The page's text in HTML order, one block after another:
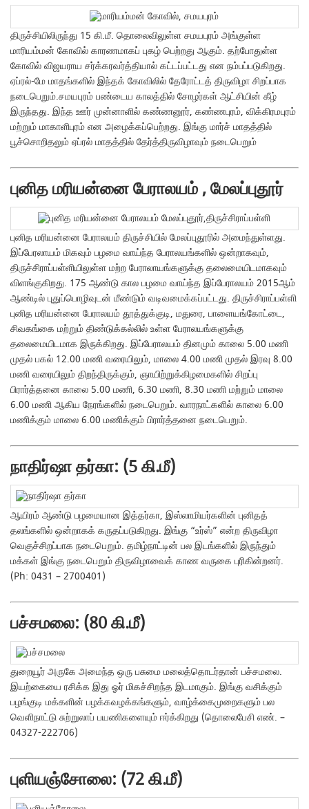
திருச்சியிலிருந்து 15 கி.மீ. தொலைவிலுள்ள சமயபுரம் அங்குள்ள
மாரியம்மன் கோவில் காரணமாகப் புகழ் பெற்றது ஆகும். தற்போதுள்ள
கோவில் விஜயராய சர்க்கரவர்த்தியால் கட்டப்பட்டது என நம்பப்படுகிறது.
ஏப்ரல்-மே மாதங்களில் இந்தக் கோவிலில் தேரோட்டத் திருவிழா சிறப்பாக
நடைபெறும்.சமயபுரம் பண்டைய காலத்தில் சோழர்கள் ஆட்சியின் கீழ்
இருந்தது. இந்த ஊர் முன்னாளில் கண்ணனூர், கண்ணபுரம், விக்கிரமபுரம்
மற்றும் மாகாளிபுரம் என அழைக்கப்பெற்றது. இங்கு மார்ச் மாதத்தில்
பூச்சொறிதலும் ஏப்ரல் மாதத்தில் தேர்த்திருவிழாவும் நடைபெறும்
புனித மரியன்னை பேராலயம் , மேலப்புதூர்
புனித மரியன்னை பேராலயம் திருச்சியில் மேலப்புதூரில் அமைந்துள்ளது.
இப்பேரலாயம் மிகவும் பழமை வாய்ந்த பேராலயங்களில் ஒன்றாகவும்,
திருச்சிராப்பள்ளியிலுள்ள மற்ற பேராலாயங்களுக்கு தலைமையிடமாகவும்
விளங்குகிறது. 175 ஆண்டு கால பழமை வாய்ந்த இப்பேராலயம் 2015ஆம்
ஆண்டில் புதுப்பொழிவுடன் மீண்டும் வடிவமைக்கப்பட்டது. திருச்சிராப்பள்ளி
புனித மரியன்னை பேராலயம் தூத்துக்குடி, மதுரை, பாளையங்கோட்டை,
சிவகங்கை மற்றும் திண்டுக்கல்லில் உள்ள பேராலயங்களுக்கு
தலைமையிடமாக இருக்கிறது. இப்பேராலயம் தினமும் காலை 5.00 மணி
முதல் பகல் 12.00 மணி வரையிலும், மாலை 4.00 மணி முதல் இரவு 8.00
மணி வரையிலும் திறந்திருக்கும், ஞாயிற்றுக்கிழமைகளில் சிறப்பு
பிரார்த்தனை காலை 5.00 மணி, 6.30 மணி, 8.30 மணி மற்றும் மாலை
6.00 மணி ஆகிய நேரங்களில் நடைபெறும். வாரநாட்களில் காலை 6.00
மணிக்கும் மாலை 6.00 மணிக்கும் பிரார்த்தனை நடைபெறும்.
நாதிர்ஷா தர்கா: (5 கி.மீ)
ஆயிரம் ஆண்டு பழமையான இத்தர்கா, இஸ்லாமியர்களின் புனிதத்
தலங்களில் ஒன்றாகக் கருதப்படுகிறது. இங்கு “உர்ஸ்” என்ற திருவிழா
வெகுச்சிறப்பாக நடைபெறும். தமிழ்நாட்டின் பல இடங்களில் இருந்தும்
மக்கள் இங்கு நடைபெறும் திருவிழாவைக் காண வருகை புரிகின்றனர்.
(Ph: 0431 – 2700401)
பச்சமலை: (80 கி.மீ)
துறையூர் அருகே அமைந்த ஒரு பசுமை மலைத்தொடர்தான் பச்சமலை.
இயற்கையை ரசிக்க இது ஓர் மிகச்சிறந்த இடமாகும். இங்கு வசிக்கும்
பழங்குடி மக்களின் பழக்கவழக்கங்களும், வாழ்க்கைமுறைகளும் பல
வெளிநாட்டு சுற்றுலாப் பயணிகளையும் ஈர்க்கிறது (தொலைபேசி எண். –
04327-222706)
புளியஞ்சோலை: (72 கி.மீ)